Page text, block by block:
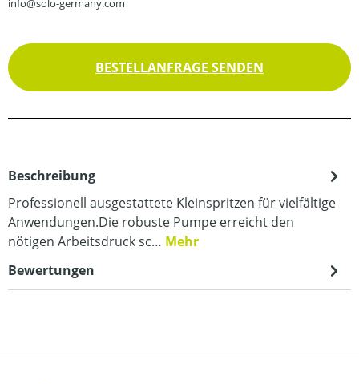
info@solo-germany.com
BESTELLANFRAGE SENDEN
Beschreibung
Professionell ausgestattete Kleinspritzen für vielfältige
Anwendungen.Die robuste Pumpe erreicht den
nötigen Arbeitsdruck sc… Mehr
Bewertungen